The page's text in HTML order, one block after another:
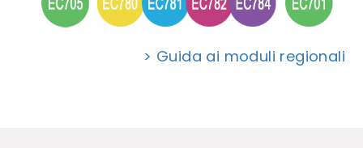
> Guida ai moduli regionali